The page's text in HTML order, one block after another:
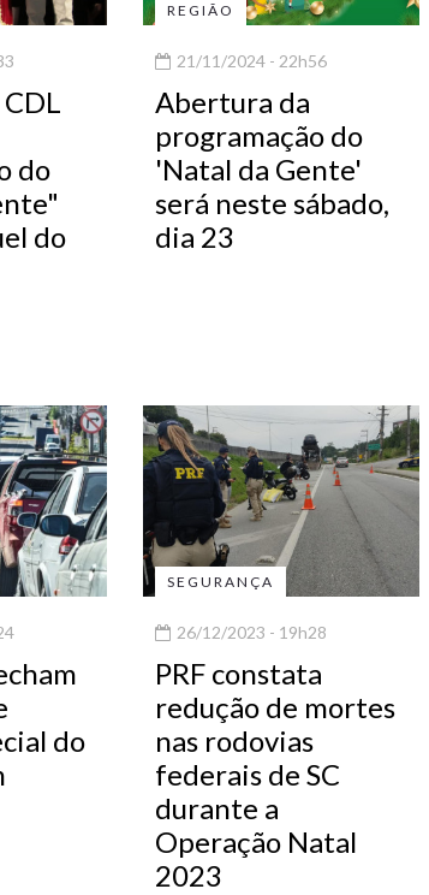
do
do
REGIÃO
21/11/2024 - 22h56
Abertura da
programação do
'Natal da Gente'
será neste sábado,
dia 23
do
SEGURANÇA
26/12/2023 - 19h28
PRF constata
redução de mortes
nas rodovias
federais de SC
durante a
Operação Natal
2023